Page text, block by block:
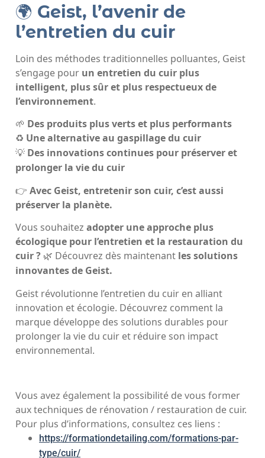
🌍 Geist, l’avenir de
l’entretien du cuir
Loin des méthodes traditionnelles polluantes, Geist
s’engage pour un entretien du cuir plus
intelligent, plus sûr et plus respectueux de
l’environnement.
🌱 Des produits plus verts et plus performants
♻️ Une alternative au gaspillage du cuir
💡 Des innovations continues pour préserver et
prolonger la vie du cuir
👉 Avec Geist, entretenir son cuir, c’est aussi
préserver la planète.
Vous souhaitez adopter une approche plus
écologique pour l’entretien et la restauration du
cuir ? 🌿 Découvrez dès maintenant les solutions
innovantes de Geist.
Geist révolutionne l’entretien du cuir en alliant
innovation et écologie. Découvrez comment la
marque développe des solutions durables pour
prolonger la vie du cuir et réduire son impact
environnemental.
Vous avez également la possibilité de vous former
aux techniques de rénovation / restauration de cuir.
Pour plus d’informations, consultez ces liens :
https://formationdetailing.com/formations-par-
type/cuir/